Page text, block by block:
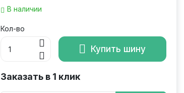
В наличии
Кол-во
Купить шину
Заказать в 1 клик